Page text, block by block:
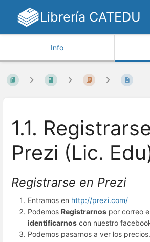
Librería CATEDU
Info
1.1.
Prezi (Lic.
Registrarse en Prezi
Entramos en http://prezi.com/
Podemos Registrarnos por correo
identificarnos con nuestro
Podemos pasarnos a ver los